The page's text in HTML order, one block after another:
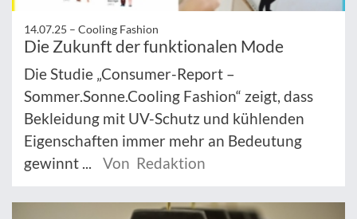
14.07.25 – Cooling Fashion
Die Zukunft der funktionalen Mode
Die Studie „Consumer-Report –
Sommer.Sonne.Cooling Fashion“ zeigt, dass
Bekleidung mit UV-Schutz und kühlenden
Eigenschaften immer mehr an Bedeutung
gewinnt ...
Von Redaktion